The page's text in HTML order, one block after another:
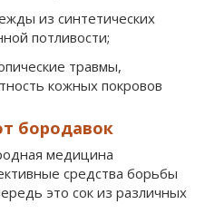
из синтетических
потливости;
травмы,
кожных покровов
бородавок
медицина
средства борьбы
это сок из различных